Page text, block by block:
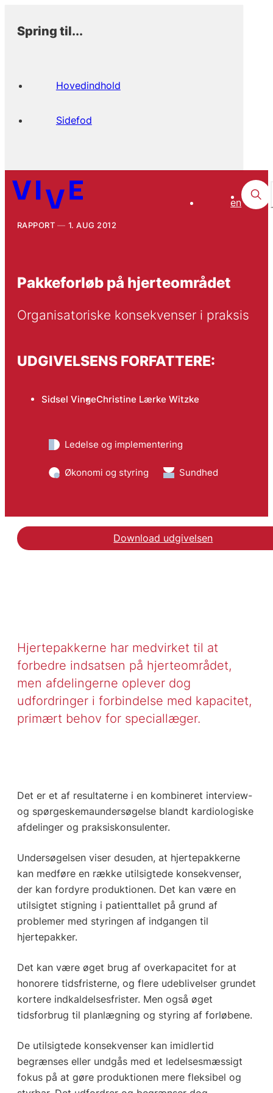
Spring til...
Hovedindhold
Sidefod
en
RAPPORT 1. AUG 2012
Pakkeforløb på hjerteområdet
Organisatoriske konsekvenser i praksis
UDGIVELSENS FORFATTERE:
Sidsel VingeChristine Lærke Witzke
Ledelse og implementering
Økonomi og styring Sundhed
Download udgivelsen
Hjertepakkerne har medvirket til at
forbedre indsatsen på hjerteområdet,
men afdelingerne oplever dog
udfordringer i forbindelse med kapacitet,
primært behov for speciallæger.
Det er et af resultaterne i en kombineret interview-
og spørgeskemaundersøgelse blandt kardiologiske
afdelinger og praksiskonsulenter.
Undersøgelsen viser desuden, at hjertepakkerne
kan medføre en række utilsigtede konsekvenser,
der kan fordyre produktionen. Det kan være en
utilsigtet stigning i patienttallet på grund af
problemer med styringen af indgangen til
hjertepakker.
Det kan være øget brug af overkapacitet for at
honorere tidsfristerne, og flere udeblivelser grundet
kortere indkaldelsesfrister. Men også øget
tidsforbrug til planlægning og styring af forløbene.
De utilsigtede konsekvenser kan imidlertid
begrænses eller undgås med et ledelsesmæssigt
fokus på at gøre produktionen mere fleksibel og